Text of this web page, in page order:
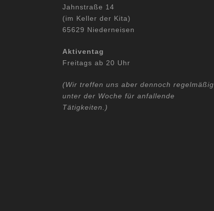
Jahnstraße 14
(im Keller der Kita)
65629 Niederneisen
Aktiventag
Freitags ab 20 Uhr
(Wir treffen uns aber dennoch regelmäßig
unter der Woche für anfallende
Tätigkeiten.)